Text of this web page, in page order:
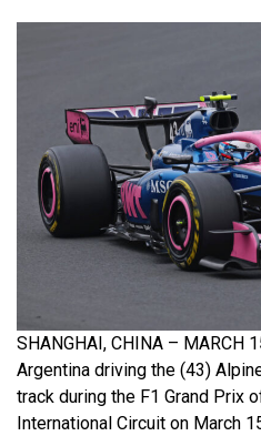
SHANGHAI, CHINA – MARCH
Argentina driving the (43)
track during the F1 Grand Prix
International Circuit on March